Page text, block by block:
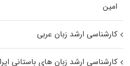
اﻣﻴﻦ
کارشناسی ارشد زبان عربی
کارشناسی ارشد زبان‌ های باستانی